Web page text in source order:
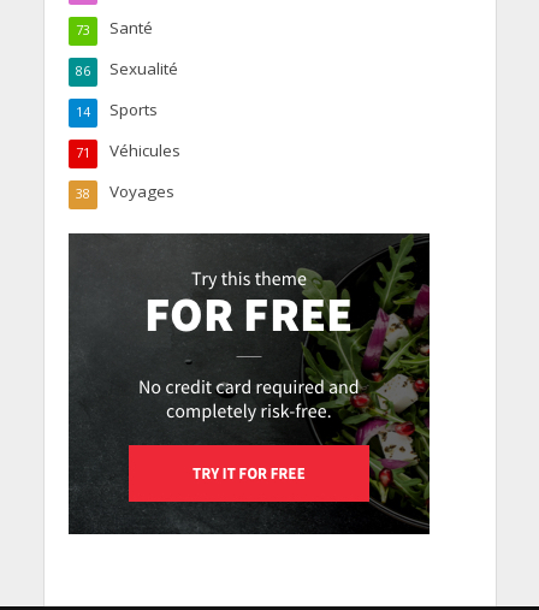
Santé
73
Sexualité
86
Sports
14
Véhicules
71
Voyages
38